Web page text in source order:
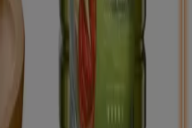
Norge
Österreich
South Africa
Canada
한국
Belgique
România